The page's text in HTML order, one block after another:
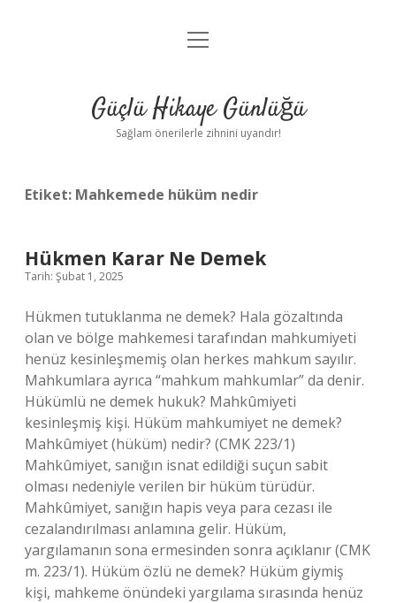
Anasayfa
Yasal Uyarı
menüyü
Güçlü Hikaye Günlüğü
Sağlam önerilerle zihnini uyandır!
Etiket: Mahkemede hüküm nedir
Hükmen Karar Ne Demek
Tarih: Şubat 1, 2025
Hükmen tutuklanma ne demek? Hala gözaltında
olan ve bölge mahkemesi tarafından mahkumiyeti
henüz kesinleşmemiş olan herkes mahkum sayılır.
Mahkumlara ayrıca “mahkum mahkumlar” da denir.
Hükümlü ne demek hukuk? Mahkûmiyeti
kesinleşmiş kişi. Hüküm mahkumiyet ne demek?
Mahkûmiyet (hüküm) nedir? (CMK 223/1)
Mahkûmiyet, sanığın isnat edildiği suçun sabit
olması nedeniyle verilen bir hüküm türüdür.
Mahkûmiyet, sanığın hapis veya para cezası ile
cezalandırılması anlamına gelir. Hüküm,
yargılamanın sona ermesinden sonra açıklanır (CMK
m. 223/1). Hüküm özlü ne demek? Hüküm giymiş
kişi, mahkeme önündeki yargılama sırasında henüz